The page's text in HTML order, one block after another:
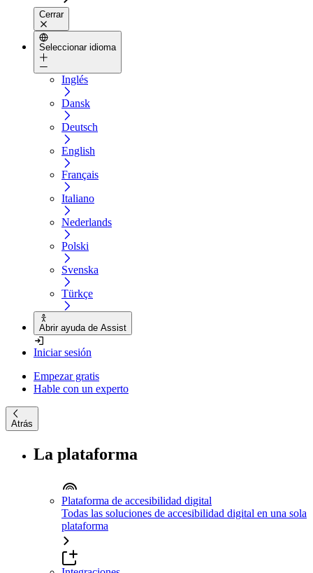
Cerrar
Seleccionar idioma
Inglés
Dansk
Deutsch
English
Français
Italiano
Nederlands
Polski
Svenska
Türkçe
Abrir ayuda de Assist
Iniciar sesión
Empezar gratis
Hable con un experto
Atrás
La plataforma
Plataforma de accesibilidad digital
Todas las soluciones de accesibilidad digital en una sola
plataforma